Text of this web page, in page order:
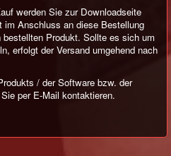
werden Sie zur Downloadseite
im Anschluss an diese Bestellung
Produkt. Sollte es sich um
erfolgt der Versand umgehend nach
/ der Software bzw. der
per E-Mail kontaktieren.